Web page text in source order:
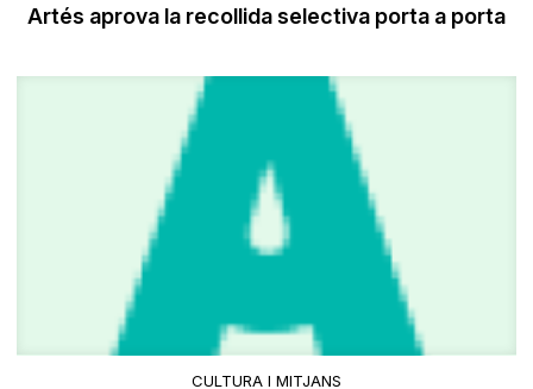
Artés aprova la recollida selectiva porta a porta
CULTURA I MITJANS